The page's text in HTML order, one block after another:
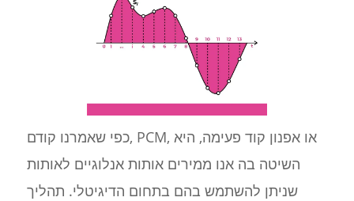
כפי שאמרנו קודם, PCM, או אפנון קוד פעימה, היא
השיטה בה אנו ממירים אותות אנלוגיים לאותות
שניתן להשתמש בהם בתחום הדיגיטלי. תהליך